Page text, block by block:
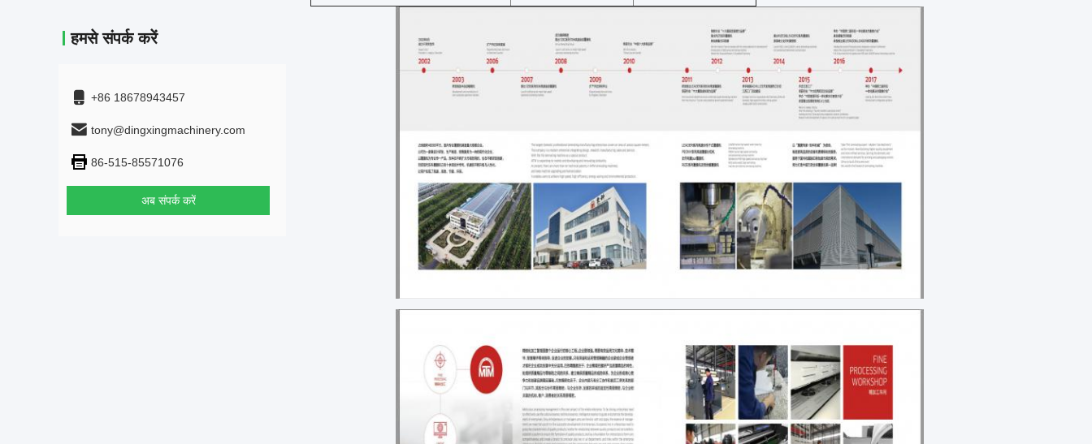
हमसे संपर्क करें
+86 18678943457
tony@dingxingmachinery.com
86-515-85571076
अब संपर्क करें